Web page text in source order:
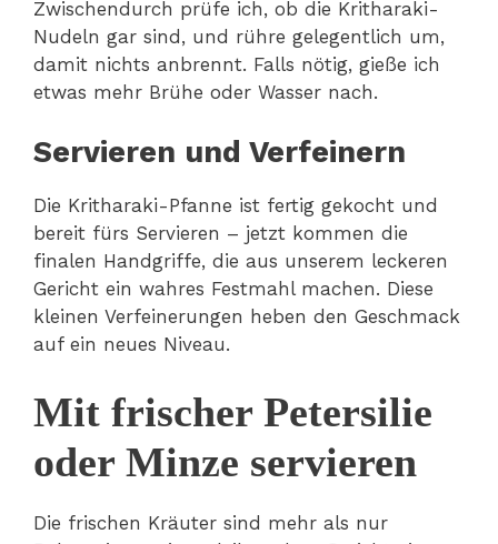
Zwischendurch prüfe ich, ob die Kritharaki-
Nudeln gar sind, und rühre gelegentlich um,
damit nichts anbrennt. Falls nötig, gieße ich
etwas mehr Brühe oder Wasser nach.
Servieren und Verfeinern
Die Kritharaki-Pfanne ist fertig gekocht und
bereit fürs Servieren – jetzt kommen die
finalen Handgriffe, die aus unserem leckeren
Gericht ein wahres Festmahl machen. Diese
kleinen Verfeinerungen heben den Geschmack
auf ein neues Niveau.
Mit frischer Petersilie
oder Minze servieren
Die frischen Kräuter sind mehr als nur